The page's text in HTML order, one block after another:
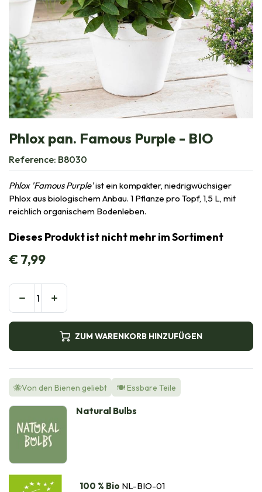
Phlox pan. Famous Purple - BIO
Reference: B8030
Phlox 'Famous Purple'ist ein kompakter, niedrigwüchsiger
Phlox aus biologischem Anbau. 1 Pflanze pro Topf, 1,5 L, mit
reichlich organischem Bodenleben.
Dieses Produkt ist nicht mehr im Sortiment
€7,99
ZUM WARENKORB HINZUFÜGEN
🐝Von den Bienen geliebt 🍽️ Essbare Teile
Natural Bulbs
100 % Bio NL-BIO-01